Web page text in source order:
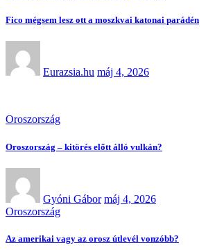
Fico mégsem lesz ott a moszkvai katonai parádén
Eurazsia.hu máj 4, 2026
Oroszország
Oroszország – kitörés előtt álló vulkán?
Gyóni Gábor máj 4, 2026
Oroszország
Az amerikai vagy az orosz útlevél vonzóbb?